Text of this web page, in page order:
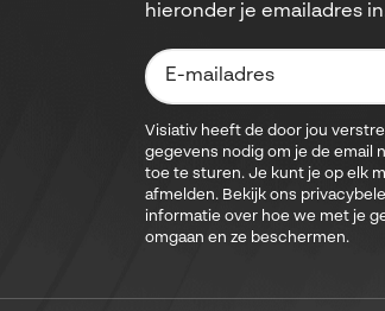
hieronder je emailadres
Visiativ heeft de door jou
gegevens nodig om je de email
toe te sturen. Je kunt je op elk
afmelden. Bekijk ons
informatie over hoe we met je
omgaan en ze beschermen.